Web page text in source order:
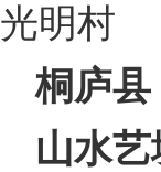
光明村
桐庐县
山水